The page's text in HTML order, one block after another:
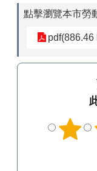
點擊瀏覽本市勞
pdf(886.46